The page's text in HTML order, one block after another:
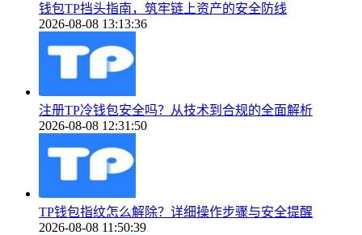
钱包TP挡头指南，筑牢链上资产的安全防线
2026-08-08 13:13:36
注册TP冷钱包安全吗？从技术到合规的全面解析
2026-08-08 12:31:50
TP钱包指纹怎么解除？详细操作步骤与安全提醒
2026-08-08 11:50:39